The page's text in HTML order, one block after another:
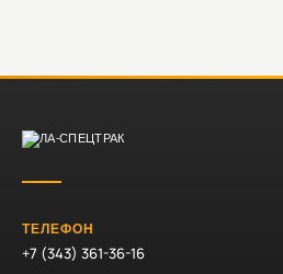
ТЕЛЕФОН
+7 (343) 361-36-16